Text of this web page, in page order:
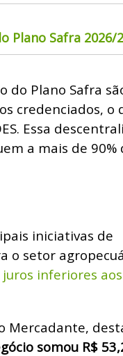
Plano Safra 2026/
do Plano Safra
credenciados, o
Essa
a mais de 90%
iniciativas de
o setor
inferiores
Mercadante,
somou R$